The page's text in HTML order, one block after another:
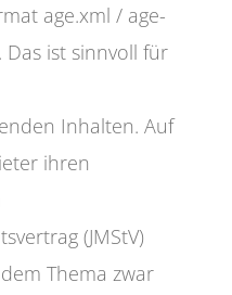
age.xml / age-
ist sinnvoll für
Inhalten. Auf
ihren
(JMStV)
Thema zwar